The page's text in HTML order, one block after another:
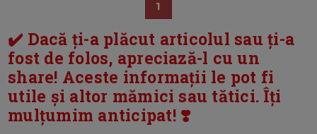
1
✔️ Dacă ți-a plăcut articolul sau ți-a
fost de folos, apreciază-l cu un
share! Aceste informații le pot fi
utile și altor mămici sau tătici. Îți
mulțumim anticipat! ❣️